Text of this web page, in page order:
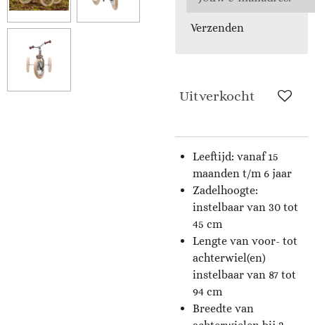
Verzenden
Uitverkocht
Leeftijd: vanaf 15
maanden t/m 6 jaar
Zadelhoogte:
instelbaar van 30 tot
45 cm
Lengte van voor- tot
achterwiel(en)
instelbaar van 87 tot
94 cm
Breedte van